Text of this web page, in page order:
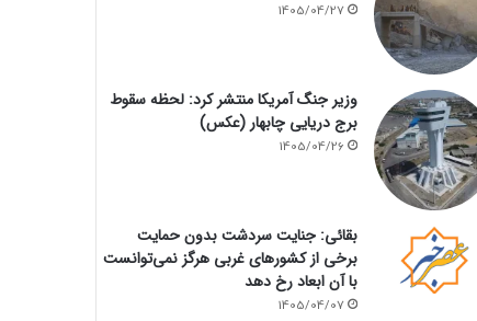
1405/04/27
وزیر جنگ آمریکا منتشر کرد: لحظه سقوط
برج دریایی چابهار (عکس)
1405/04/26
بقائی: جنایت سردشت بدون حمایت
برخی از کشورهای غربی هرگز نمی‌توانست
با آن ابعاد رخ دهد
1405/04/07